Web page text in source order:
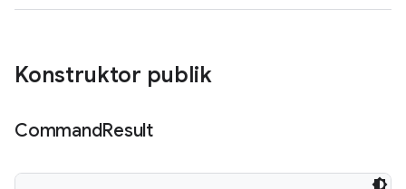
Konstruktor publik
CommandResult